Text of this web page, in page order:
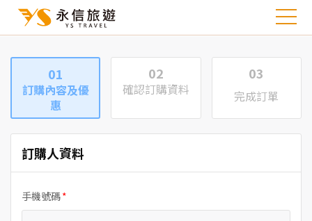
01
訂購內容及優
惠
02
確認訂購資料
03
完成訂單
訂購人資料
手機號碼